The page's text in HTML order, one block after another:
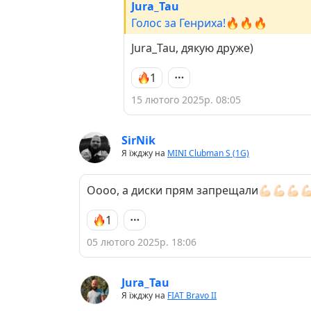
Jura_Tau
Голос за Генриха!🔥🔥🔥
Jura_Tau, дякую друже)
1
15 лютого 2025р. 08:05
SirNik
Я їжджу на MINI Clubman S (1G)
Оооо, а диски прям
1
05 лютого 2025р. 18:06
Jura_Tau
Я їжджу на FIAT Bravo II